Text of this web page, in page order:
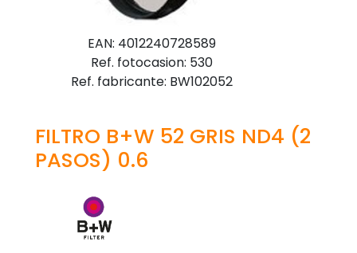
EAN: 4012240728589
Ref. fotocasion: 530
Ref. fabricante: BW102052
FILTRO B+W 52 GRIS ND4 (2
PASOS) 0.6